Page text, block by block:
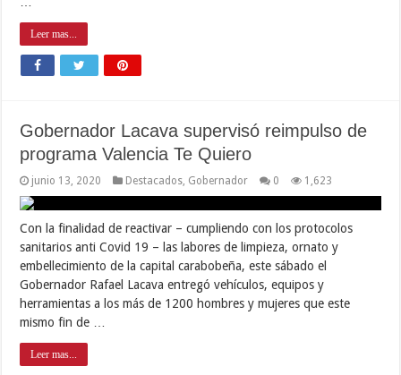
Leer mas...
Gobernador Lacava supervisó reimpulso de
programa Valencia Te Quiero
junio 13, 2020 Destacados Gobernador 0 1,623
Con la finalidad de reactivar – cumpliendo con los protocolos
sanitarios anti Covid 19 – las labores de limpieza, ornato y
embellecimiento de la capital carabobeña, este sábado el
Gobernador Rafael Lacava entregó vehículos, equipos y
herramientas a los más de 1200 hombres y mujeres que este
mismo fin de …
Leer mas...